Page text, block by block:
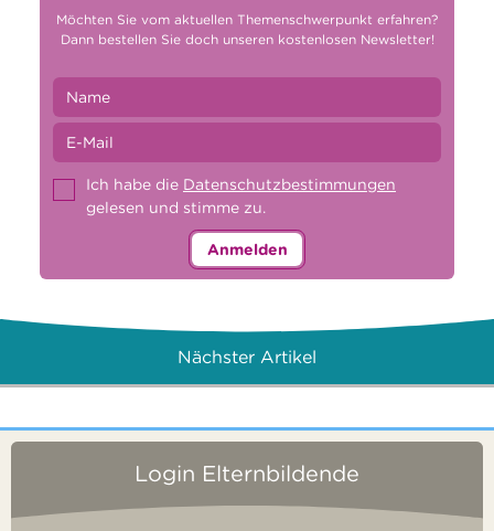
Möchten Sie vom aktuellen Themenschwerpunkt erfahren?
Dann bestellen Sie doch unseren kostenlosen Newsletter!
Ich habe die Datenschutzbestimmungen
gelesen und stimme zu.
Anmelden
Nächster Artikel
Login Elternbildende